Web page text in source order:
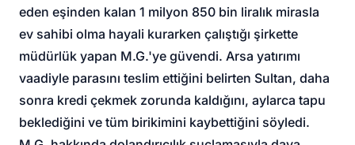
eden eşinden kalan 1 milyon 850 bin liralık mirasla
ev sahibi olma hayali kurarken çalıştığı şirkette
müdürlük yapan M.G.'ye güvendi. Arsa yatırımı
vaadiyle parasını teslim ettiğini belirten Sultan, daha
sonra kredi çekmek zorunda kaldığını, aylarca tapu
beklediğini ve tüm birikimini kaybettiğini söyledi.